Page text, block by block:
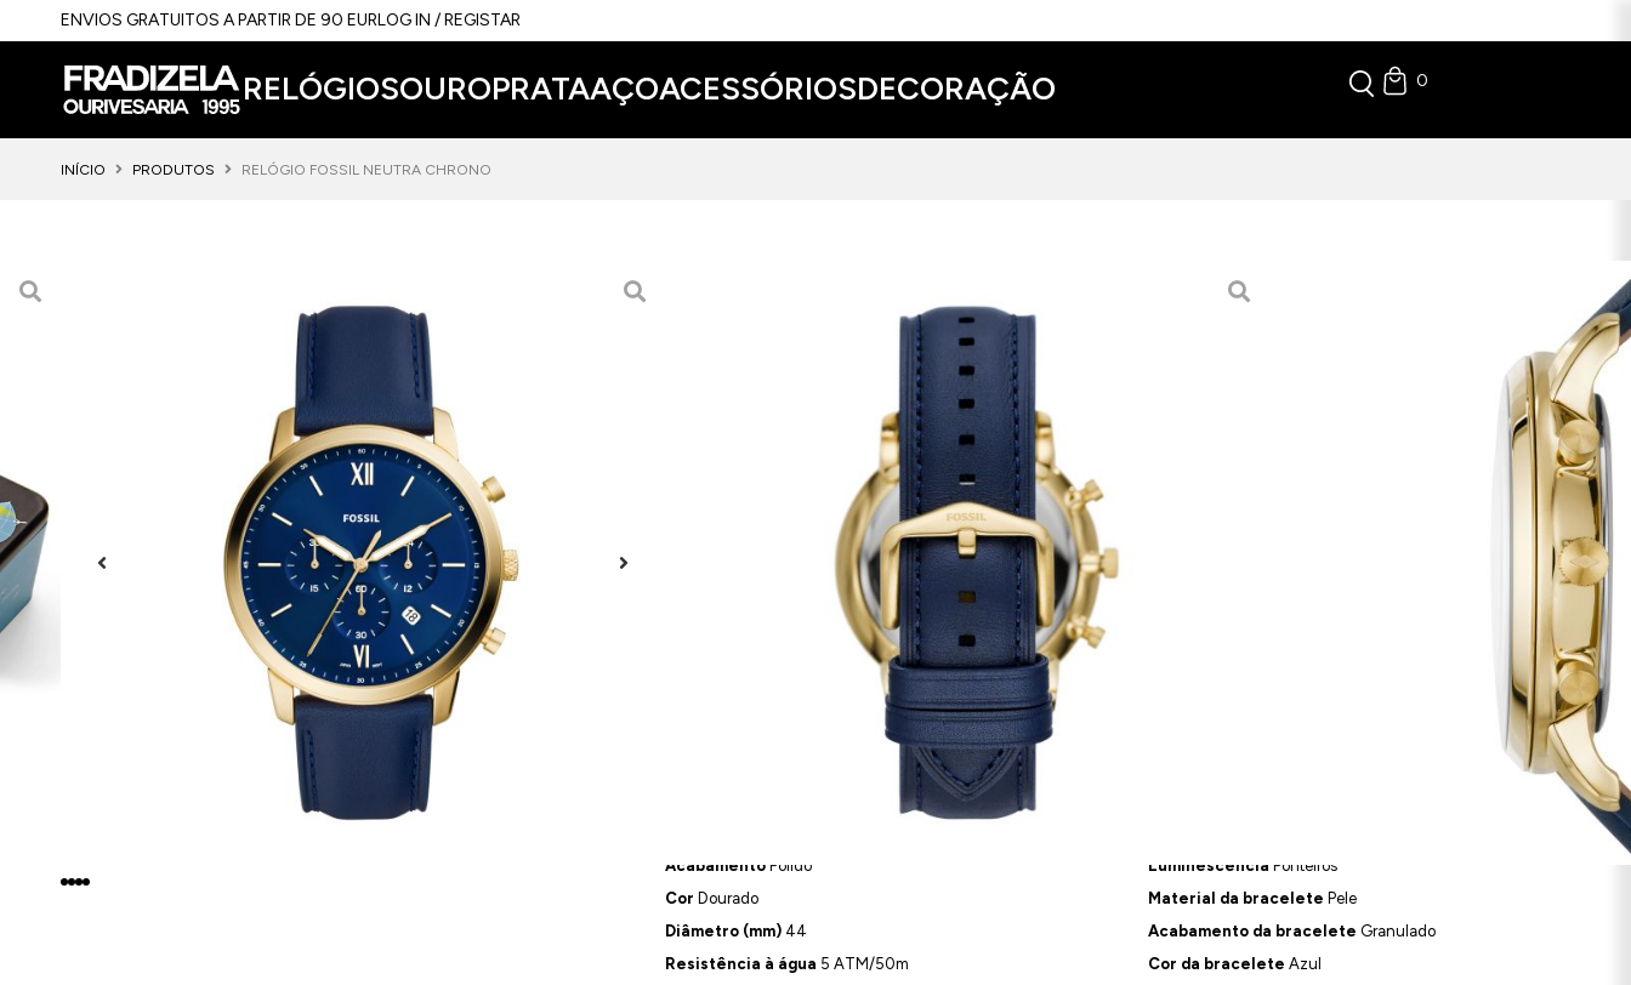
ENVIOS GRATUITOS A PARTIR DE 90 EURLOG IN / REGISTAR
RELÓGIOSOUROPRATAAÇOACESSÓRIOSDECORAÇÃO 0
INÍCIO PRODUTOS RELÓGIO FOSSIL NEUTRA CHRONO
RELÓGIO FOSSIL NEUTRA CHRONO
159.00 EUR
Neutra Chrono em aço inoxidável dourado. Linha minimalista, mas exuberante ao
contrastar o tom do ouro com a riqueza do tom azul, resultando numa peça que mesmo simples, não
passará despercebida. Apontamento de numeração romana às 12H e 6H para um toque de caráter.
Perfeito para quem aprecia um relógio com presença e, ao mesmo tempo, despretensioso. Ideal como
presente de aniversário, por exemplo.
ADICIONAR AOS FAVORITOS
AcabamentoPolido
Cor Dourado
Diâmetro (mm)44
Resistência à água 5 ATM/50m
Luminescência Ponteiros
Material da bracelete Pele
Acabamento da bracelete Granulado
Cor da bracelete Azul